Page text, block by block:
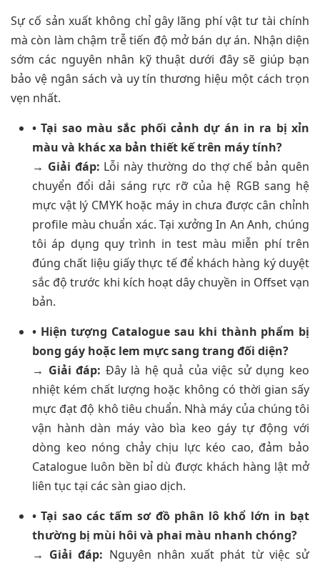
Sự cố sản xuất không chỉ gây lãng phí vật tư tài chính
mà còn làm chậm trễ tiến độ mở bán dự án. Nhận diện
sớm các nguyên nhân kỹ thuật dưới đây sẽ giúp bạn
bảo vệ ngân sách và uy tín thương hiệu một cách trọn
vẹn nhất.
• Tại sao màu sắc phối cảnh dự án in ra bị xỉn
màu và khác xa bản thiết kế trên máy tính?
→ Giải đáp: Lỗi này thường do thợ chế bản quên
chuyển đổi dải sáng rực rỡ của hệ RGB sang hệ
mực vật lý CMYK hoặc máy in chưa được cân chỉnh
profile màu chuẩn xác. Tại xưởng In An Anh, chúng
tôi áp dụng quy trình in test màu miễn phí trên
đúng chất liệu giấy thực tế để khách hàng ký duyệt
sắc độ trước khi kích hoạt dây chuyền in Offset vạn
bản.
• Hiện tượng Catalogue sau khi thành phẩm bị
bong gáy hoặc lem mực sang trang đối diện?
→ Giải đáp: Đây là hệ quả của việc sử dụng keo
nhiệt kém chất lượng hoặc không có thời gian sấy
mực đạt độ khô tiêu chuẩn. Nhà máy của chúng tôi
vận hành dàn máy vào bìa keo gáy tự động với
dòng keo nóng chảy chịu lực kéo cao, đảm bảo
Catalogue luôn bền bỉ dù được khách hàng lật mở
liên tục tại các sàn giao dịch.
• Tại sao các tấm sơ đồ phân lô khổ lớn in bạt
thường bị mùi hôi và phai màu nhanh chóng?
→ Giải đáp: Nguyên nhân xuất phát từ việc sử